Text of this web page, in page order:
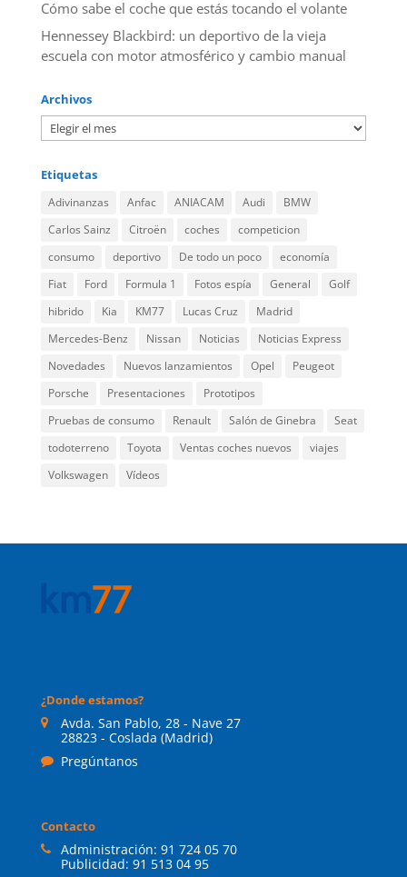
​Cómo sabe el coche que estás tocando el volante
Hennessey Blackbird: un deportivo de la vieja
escuela con motor atmosférico y cambio manual
Archivos
Etiquetas
Adivinanzas Anfac ANIACAM Audi
BMW
Carlos Sainz
Citroën coches
competicion
consumo
deportivo De todo un poco
economía
Fiat
Ford Formula 1 Fotos espía General
Golf
hibrido
Kia KM77 Lucas Cruz
Madrid
Mercedes-Benz
Nissan Noticias
Noticias Express
Novedades
Nuevos lanzamientos Opel
Peugeot
Porsche
Presentaciones
Prototipos
Pruebas de consumo
Renault Salón de Ginebra
Seat
todoterreno
Toyota Ventas coches nuevos
viajes
Volkswagen
Vídeos
¿Donde estamos?
Avda. San Pablo, 28 - Nave 27
28823 - Coslada (Madrid)
Pregúntanos
Contacto
Administración: 91 724 05 70
Publicidad: 91 513 04 95